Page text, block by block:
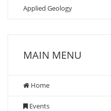
Applied Geology
MAIN MENU
Home
Events